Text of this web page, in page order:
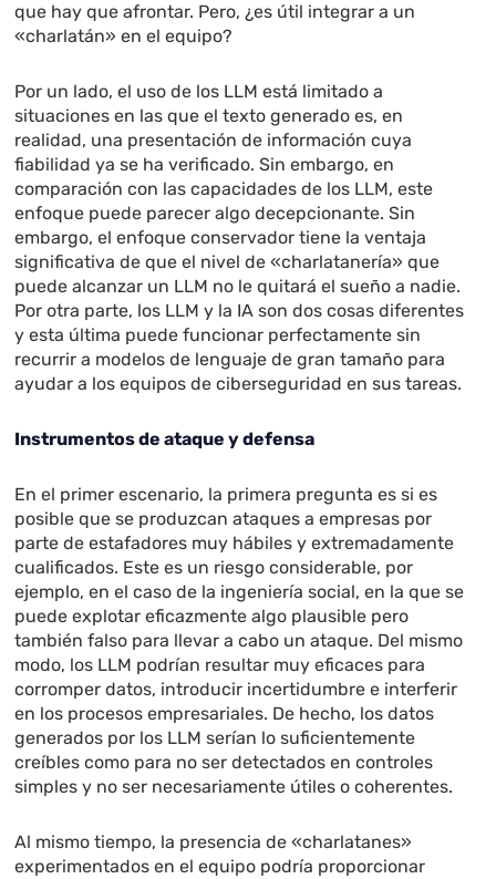
que hay que afrontar. Pero, ¿es útil integrar a un
«charlatán» en el equipo?
Por un lado, el uso de los LLM está limitado a
situaciones en las que el texto generado es, en
realidad, una presentación de información cuya
fiabilidad ya se ha verificado. Sin embargo, en
comparación con las capacidades de los LLM, este
enfoque puede parecer algo decepcionante. Sin
embargo, el enfoque conservador tiene la ventaja
significativa de que el nivel de «charlatanería» que
puede alcanzar un LLM no le quitará el sueño a nadie.
Por otra parte, los LLM y la IA son dos cosas diferentes
y esta última puede funcionar perfectamente sin
recurrir a modelos de lenguaje de gran tamaño para
ayudar a los equipos de ciberseguridad en sus tareas.
Instrumentos de ataque y defensa
En el primer escenario, la primera pregunta es si es
posible que se produzcan ataques a empresas por
parte de estafadores muy hábiles y extremadamente
cualificados. Este es un riesgo considerable, por
ejemplo, en el caso de la ingeniería social, en la que se
puede explotar eficazmente algo plausible pero
también falso para llevar a cabo un ataque. Del mismo
modo, los LLM podrían resultar muy eficaces para
corromper datos, introducir incertidumbre e interferir
en los procesos empresariales. De hecho, los datos
generados por los LLM serían lo suficientemente
creíbles como para no ser detectados en controles
simples y no ser necesariamente útiles o coherentes.
Al mismo tiempo, la presencia de «charlatanes»
experimentados en el equipo podría proporcionar